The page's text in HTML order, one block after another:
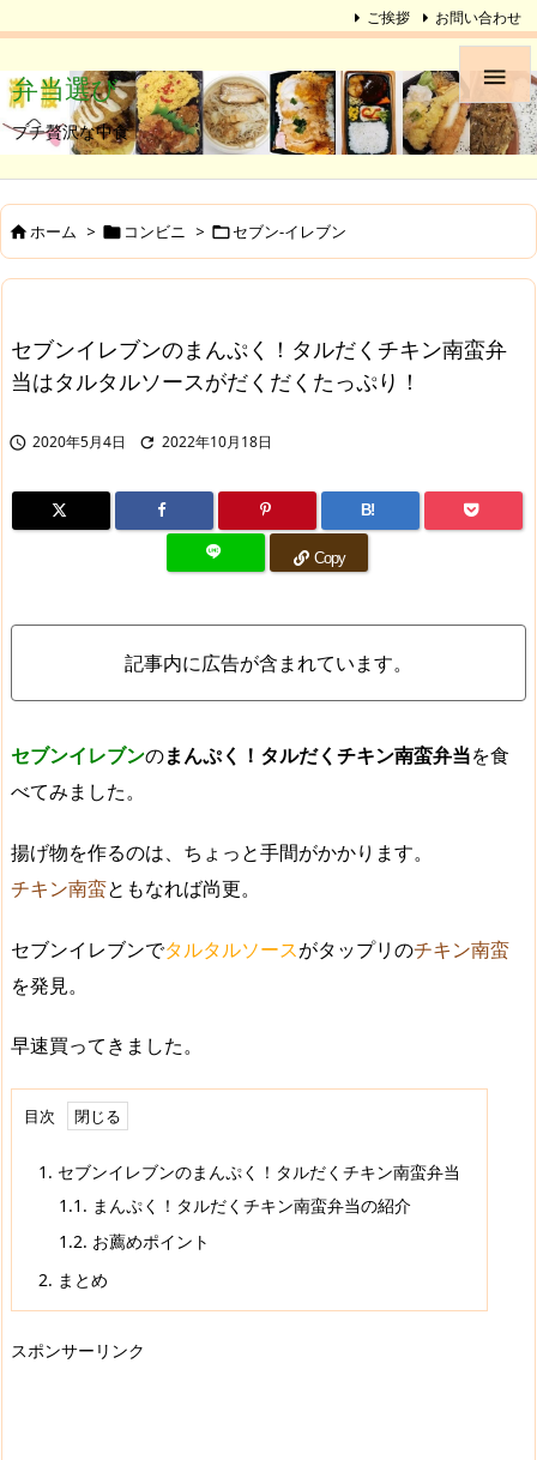

ご挨拶 お問い合わせ
弁当選び
プチ贅沢な中食
ホーム >  コンビニ > セブン-イレブン
セブンイレブンのまんぷく！タルだくチキン南蛮弁
当はタルタルソースがだくだくたっぷり！
 2020年5月4日  2022年10月18日
B!
Copy
記事内に広告が含まれています。
セブンイレブンのまんぷく！タルだくチキン南蛮弁当を食
べてみました。
揚げ物を作るのは、ちょっと手間がかかります。
チキン南蛮ともなれば尚更。
セブンイレブンでタルタルソースがタップリのチキン南蛮
を発見。
早速買ってきました。
目次
1. セブンイレブンのまんぷく！タルだくチキン南蛮弁当
1.1. まんぷく！タルだくチキン南蛮弁当の紹介
1.2. お薦めポイント
2. まとめ
スポンサーリンク